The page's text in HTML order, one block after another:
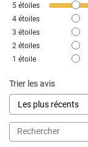
5 étoiles
4 étoiles
3 étoiles
2 étoiles
1 étoile
Trier les avis